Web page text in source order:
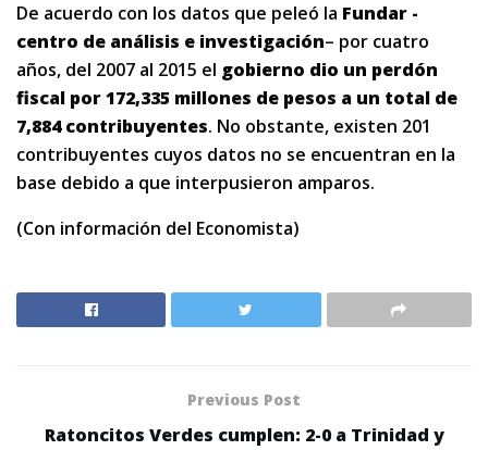
De acuerdo con los datos que peleó la Fundar -
centro de análisis e investigación– por cuatro
años, del 2007 al 2015 el gobierno dio un perdón
fiscal por 172,335 millones de pesos a un total de
7,884 contribuyentes. No obstante, existen 201
contribuyentes cuyos datos no se encuentran en la
base debido a que interpusieron amparos.
(Con información del Economista)
Previous Post
Ratoncitos Verdes cumplen: 2-0 a Trinidad y